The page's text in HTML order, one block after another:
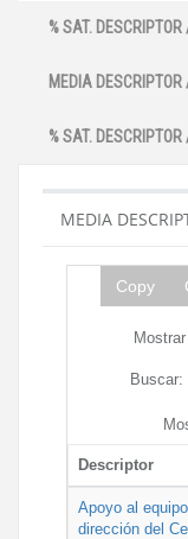
% SAT.
MEDIA DESCRIPTOR
% SAT. DESCRIPTOR
MEDIA
Copy
Mostrar
Buscar:
Descriptor
Apoyo al
dirección del